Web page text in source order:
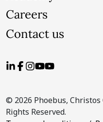
Careers
Contact us
© 2026 Phoebus, Christos
Rights Reserved.